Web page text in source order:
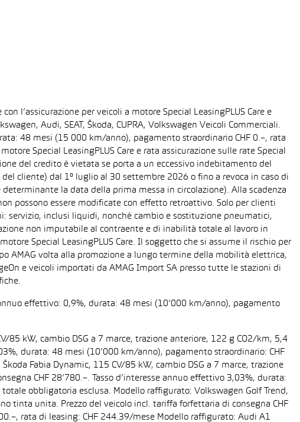
l’assicurazione per veicoli a motore Special LeasingPLUS Care e
Audi, SEAT, Škoda, CUPRA, Volkswagen Veicoli Commerciali.
48 mesi (15 000 km/anno), pagamento straordinario CHF 0.–, rata
Special LeasingPLUS Care e rata assicurazione sulle rate Special
del credito è vietata se porta a un eccessivo indebitamento del
cliente) dal 1° luglio al 30 settembre 2026 o fino a revoca in caso di
la data della prima messa in circolazione). Alla scadenza
possono essere modificate con effetto retroattivo. Solo per clienti
servizio, inclusi liquidi, nonché cambio e sostituzione pneumatici,
non imputabile al contraente e di inabilità totale al lavoro in
Special LeasingPLUS Care. Il soggetto che si assume il rischio per
AMAG volta alla promozione a lungo termine della mobilità elettrica,
e veicoli importati da AMAG Import SA presso tutte le stazioni di
effettivo: 0,9%, durata: 48 mesi (10’000 km/anno), pagamento
85 kW, cambio DSG a 7 marce, trazione anteriore, 122 g CO2/km, 5,4
durata: 48 mesi (10’000 km/anno), pagamento straordinario: CHF
Fabia Dynamic, 115 CV/85 kW, cambio DSG a 7 marce, trazione
CHF 28’780.–. Tasso d’interesse annuo effettivo 3,03%, durata:
obbligatoria esclusa. Modello raffigurato: Volkswagen Golf Trend,
tinta unita. Prezzo del veicolo incl. tariffa forfettaria di consegna CHF
rata di leasing: CHF 244.39/mese Modello raffigurato: Audi A1